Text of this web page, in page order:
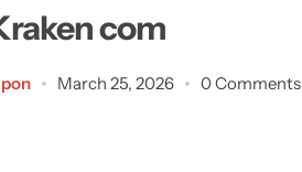
com
March 25, 2026 0 Comments